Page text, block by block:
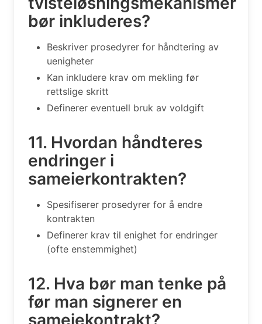
bør inkluderes?
Beskriver prosedyrer for håndtering av
uenigheter
Kan inkludere krav om mekling før
rettslige skritt
Definerer eventuell bruk av voldgift
11. Hvordan håndteres
endringer i
sameierkontrakten?
Spesifiserer prosedyrer for å endre
kontrakten
Definerer krav til enighet for endringer
(ofte enstemmighet)
12. Hva bør man tenke på
før man signerer en
sameiekontrakt?